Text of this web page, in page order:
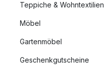
Teppiche & Wohntextilien
Möbel
Gartenmöbel
Geschenkgutscheine